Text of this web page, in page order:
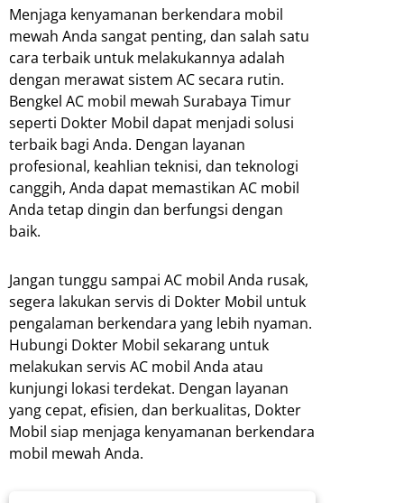
Menjaga kenyamanan berkendara mobil
mewah Anda sangat penting, dan salah satu
cara terbaik untuk melakukannya adalah
dengan merawat sistem AC secara rutin.
Bengkel AC mobil mewah Surabaya Timur
seperti Dokter Mobil dapat menjadi solusi
terbaik bagi Anda. Dengan layanan
profesional, keahlian teknisi, dan teknologi
canggih, Anda dapat memastikan AC mobil
Anda tetap dingin dan berfungsi dengan
baik.
Jangan tunggu sampai AC mobil Anda rusak,
segera lakukan servis di Dokter Mobil untuk
pengalaman berkendara yang lebih nyaman.
Hubungi Dokter Mobil sekarang untuk
melakukan servis AC mobil Anda atau
kunjungi lokasi terdekat. Dengan layanan
yang cepat, efisien, dan berkualitas, Dokter
Mobil siap menjaga kenyamanan berkendara
mobil mewah Anda.